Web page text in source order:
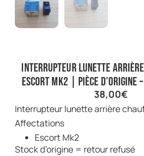
Interrupteur lunette arrière
Escort Mk2 | Pièce d’origine
38,00€
Interrupteur lunette arrière
Affectations
Escort Mk2
Stock d’origine = retour refusé